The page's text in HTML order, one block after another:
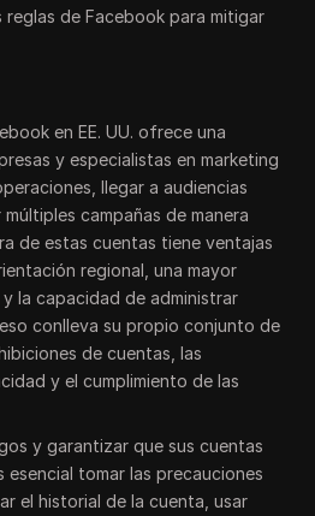
de Facebook para mitigar
en EE. UU. ofrece una
y especialistas en marketing
llegar a audiencias
campañas de manera
de estas cuentas tiene ventajas
regional, una mayor
la capacidad de administrar
conlleva su propio conjunto de
de cuentas, las
y el cumplimiento de las
y garantizar que sus cuentas
esencial tomar las precauciones
el historial de la cuenta, usar